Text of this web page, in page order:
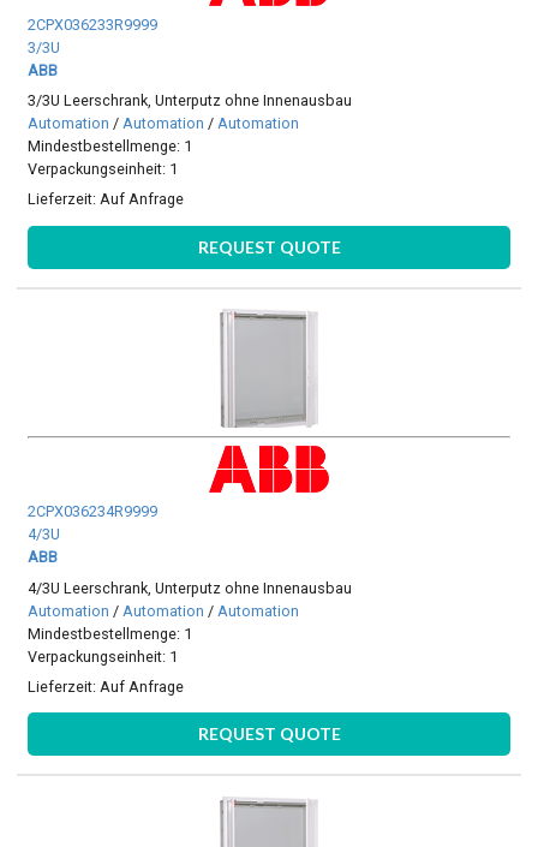
2CPX036233R9999
3/3U
ABB
3/3U Leerschrank, Unterputz ohne Innenausbau
Automation /Automation /Automation
Mindestbestellmenge: 1
Verpackungseinheit: 1
Lieferzeit:Auf Anfrage
REQUEST QUOTE
2CPX036234R9999
4/3U
ABB
4/3U Leerschrank, Unterputz ohne Innenausbau
Automation / Automation / Automation
Mindestbestellmenge: 1
Verpackungseinheit: 1
Lieferzeit: Auf Anfrage
REQUEST QUOTE